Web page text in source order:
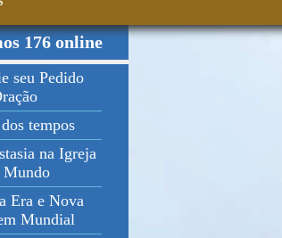
176 online
seu Pedido
tempos
na Igreja
Mundo
Era e Nova
Mundial